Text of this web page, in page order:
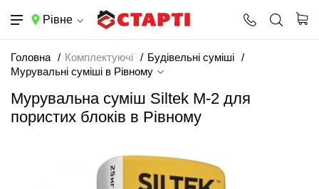
Рівне
Головна Комплектуючі
Будівельні суміші
Мурувальні суміші в Рівному
Мурувальна суміш Siltek M-2 для
пористих блоків в Рівному